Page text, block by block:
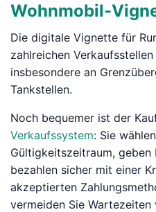
Wohnmobil-
Die digitale Vignette für
zahlreichen
insbesondere an
Tankstellen.
Noch bequemer ist der
Verkaufssystem: Sie
Gültigkeitszeitraum, geben
bezahlen sicher mit einer
akzeptierten
vermeiden Sie